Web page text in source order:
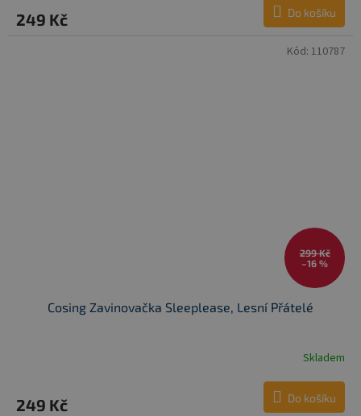
249 Kč Do košíku
299 Kč
–16 %
Cosing Zavinovačka Sleeplease, Lesní Přátelé
Skladem
249 Kč Do košíku
Kód: 110787